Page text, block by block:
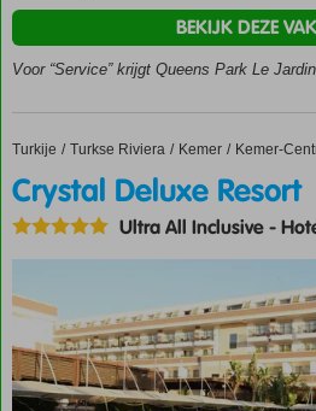
Vriendelijk
met
glijbanen
Voor “Service” krijgt Queens Park Le
BEKIJK DEZE
Home
Turkije Turkse Riviera Kemer Kemer-
Crystal Deluxe Resort
Crystal Deluxe Resort
Ultra All Inclusive-